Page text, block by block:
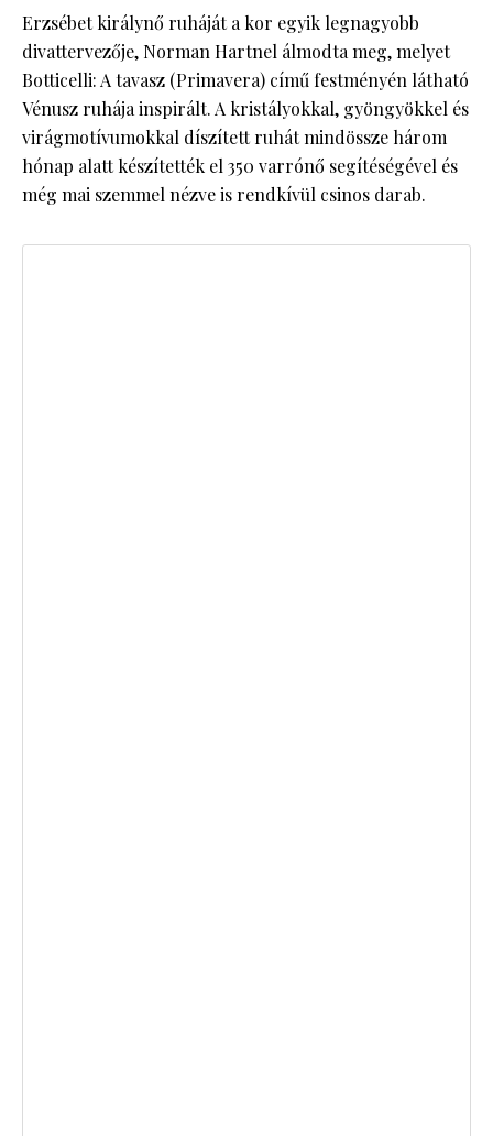
Erzsébet királynő ruháját a kor egyik legnagyobb
divattervezője, Norman Hartnel álmodta meg, melyet
Botticelli: A tavasz (Primavera) című festményén látható
Vénusz ruhája inspirált. A kristályokkal, gyöngyökkel és
virágmotívumokkal díszített ruhát mindössze három
hónap alatt készítették el 350 varrónő segítéségével és
még mai szemmel nézve is rendkívül csinos darab.